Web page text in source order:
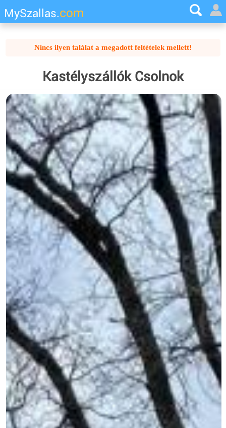
MySzallas.com
Nincs ilyen találat a megadott feltételek mellett!
Kastélyszállók Csolnok